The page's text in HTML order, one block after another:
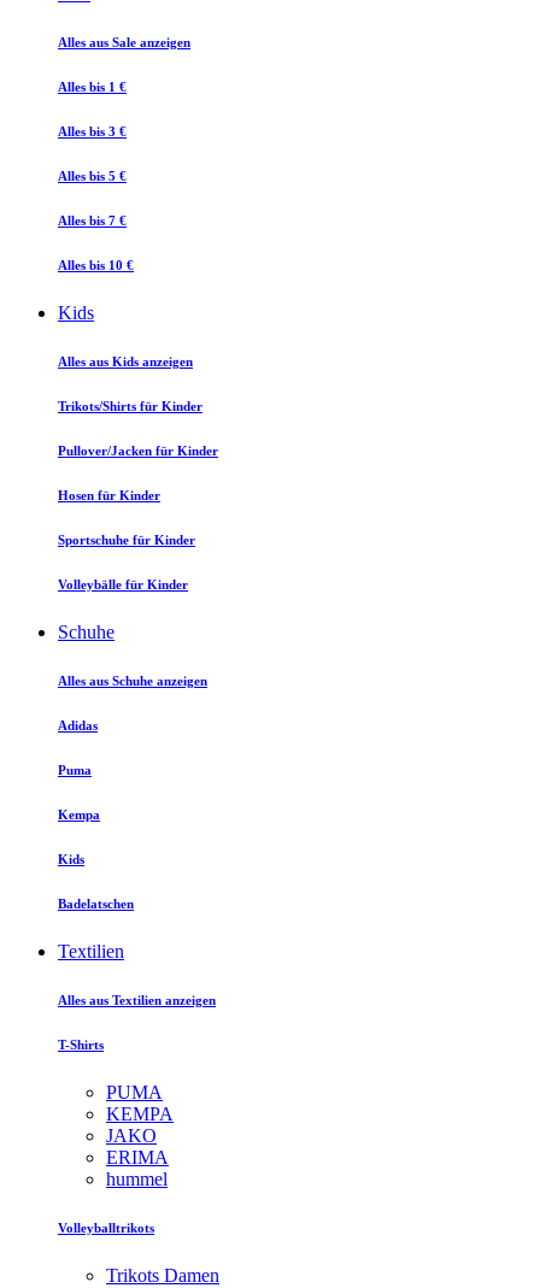
Alles aus Sale anzeigen
Alles bis 1 €
Alles bis 3 €
Alles bis 5 €
Alles bis 7 €
Alles bis 10 €
Kids
Alles aus Kids anzeigen
Trikots/Shirts für Kinder
Pullover/Jacken für Kinder
Hosen für Kinder
Sportschuhe für Kinder
Volleybälle für Kinder
Schuhe
Alles aus Schuhe anzeigen
Adidas
Puma
Kempa
Kids
Badelatschen
Textilien
Alles aus Textilien anzeigen
T-Shirts
PUMA
KEMPA
JAKO
ERIMA
hummel
Volleyballtrikots
Trikots Damen